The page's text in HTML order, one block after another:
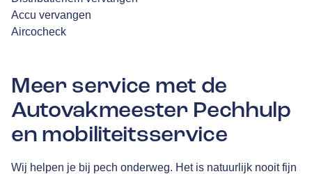
Accu vervangen
Aircocheck
Meer service met de
Autovakmeester Pechhulp
en mobiliteitsservice
Wij helpen je bij pech onderweg. Het is natuurlijk nooit fijn